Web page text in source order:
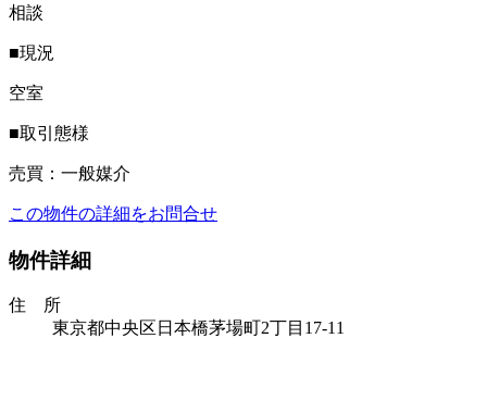
相談
■現況
空室
■取引態様
売買：一般媒介
この物件の詳細をお問合せ
物件詳細
住 所
東京都中央区日本橋茅場町2丁目17-11